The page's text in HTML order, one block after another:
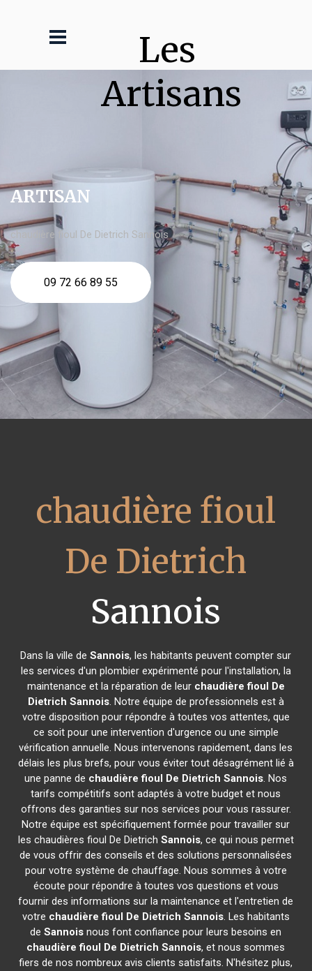
Les
Artisans
ARTISAN
chaudière fioul De Dietrich Sannois
09 72 66 89 55
chaudière fioul
De Dietrich
Sannois
Dans la ville deSannois, les habitants peuvent compter sur
les services d'un plombier expérimenté pour l'installation, la
maintenance et la réparation de leur chaudière fioul De
Dietrich Sannois. Notre équipe de professionnels est à
votre disposition pour répondre à toutes vos attentes, que
ce soit pour une intervention d'urgence ou une simple
vérification annuelle. Nous intervenons rapidement, dans les
délais les plus brefs, pour vous éviter tout désagrément lié à
une panne de chaudière fioul De Dietrich Sannois. Nos
tarifs compétitifs sont adaptés à votre budget et nous
offrons des garanties sur nos services pour vous rassurer.
Notre équipe est spécifiquement formée pour travailler sur
les chaudières fioul De Dietrich Sannois, ce qui nous permet
de vous offrir des conseils et des solutions personnalisées
pour votre système de chauffage. Nous sommes à votre
écoute pour répondre à toutes vos questions et vous
fournir des informations sur la maintenance et l'entretien de
votre chaudière fioul De Dietrich Sannois. Les habitants
deSannois nous font confiance pour leurs besoins en
chaudière fioul De Dietrich Sannois, et nous sommes
fiers de nos nombreux avis clients satisfaits. N'hésitez plus,